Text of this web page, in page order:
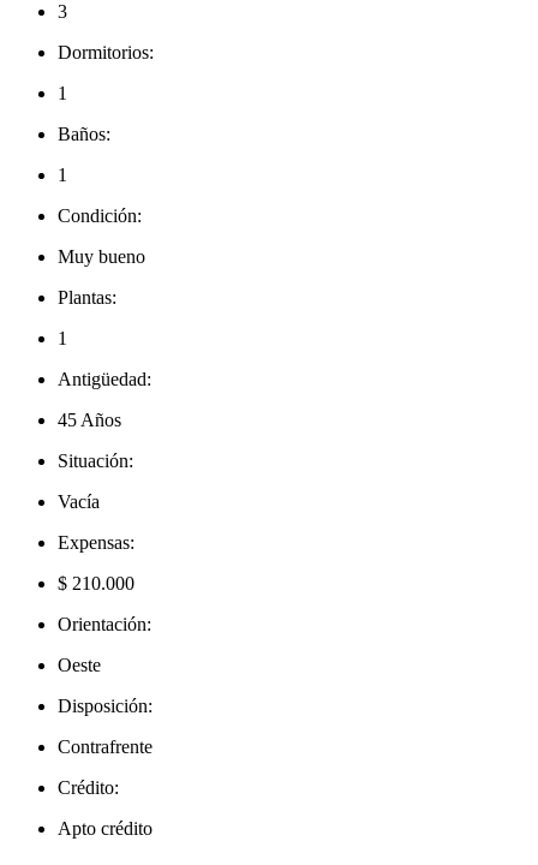
3
Dormitorios:
1
Baños:
1
Condición:
Muy bueno
Plantas:
1
Antigüedad:
45 Años
Situación:
Vacía
Expensas:
$ 210.000
Orientación:
Oeste
Disposición:
Contrafrente
Crédito:
Apto crédito